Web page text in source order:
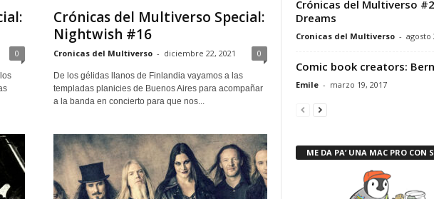
0
Crónicas del Multiverso Special:
Nightwish #16
Cronicas del Multiverso - diciembre 22, 2021 0
De los gélidas llanos de Finlandia vayamos a las
templadas planicies de Buenos Aires para acompañar
a la banda en concierto para que nos...
Crónicas del Multiverso
Dreams
Cronicas del Multiverso - agosto
Comic book creators:
Emile - marzo 19, 2017
ME DA PA’ UNA MAC PRO CON